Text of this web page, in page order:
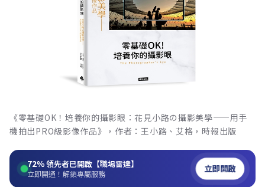
《零基礎OK！培養你的攝影眼：花見小路の攝影美學——用手
機拍出PRO級影像作品》，作者：王小路、艾格，時報出版
72%領先者已開啟【職場雷達】
立即開通！解鎖專屬服務 立即開啟